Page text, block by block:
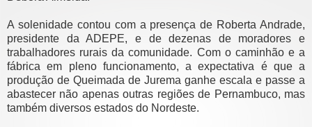
A solenidade contou com a presença de Roberta Andrade,
presidente da ADEPE, e de dezenas de moradores e
trabalhadores rurais da comunidade. Com o caminhão e a
fábrica em pleno funcionamento, a expectativa é que a
produção de Queimada de Jurema ganhe escala e passe a
abastecer não apenas outras regiões de Pernambuco, mas
também diversos estados do Nordeste.